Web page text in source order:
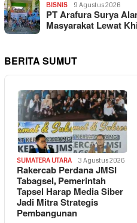
BISNIS 9 Agustus 2026
PT Arafura Surya
Masyarakat Lewat
BERITA SUMUT
SUMATERA UTARA 3 Agustus 2026
Rakercab Perdana JMSI
Tabagsel, Pemerintah
Tapsel Harap Media Siber
Jadi Mitra Strategis
Pembangunan